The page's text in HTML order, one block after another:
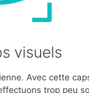
visuels
Avec cette
trop peu